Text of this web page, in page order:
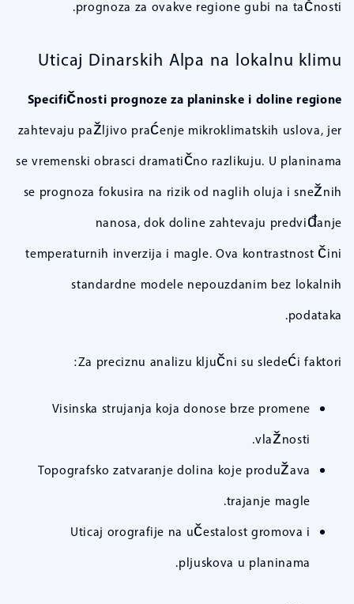
prognoza za ovakve regione gubi na tačnosti.
Uticaj Dinarskih Alpa na lokalnu klimu
Specifičnosti prognoze za planinske i doline regione
zahtevaju pažljivo praćenje mikroklimatskih uslova, jer
se vremenski obrasci dramatično razlikuju. U planinama
se prognoza fokusira na rizik od naglih oluja i snežnih
nanosa, dok doline zahtevaju predviđanje
temperaturnih inverzija i magle. Ova kontrastnost čini
standardne modele nepouzdanim bez lokalnih
podataka.
Za preciznu analizu ključni su sledeći faktori:
Visinska strujanja koja donose brze promene
vlažnosti.
Topografsko zatvaranje dolina koje produžava
trajanje magle.
Uticaj orografije na učestalost gromova i
pljuskova u planinama.